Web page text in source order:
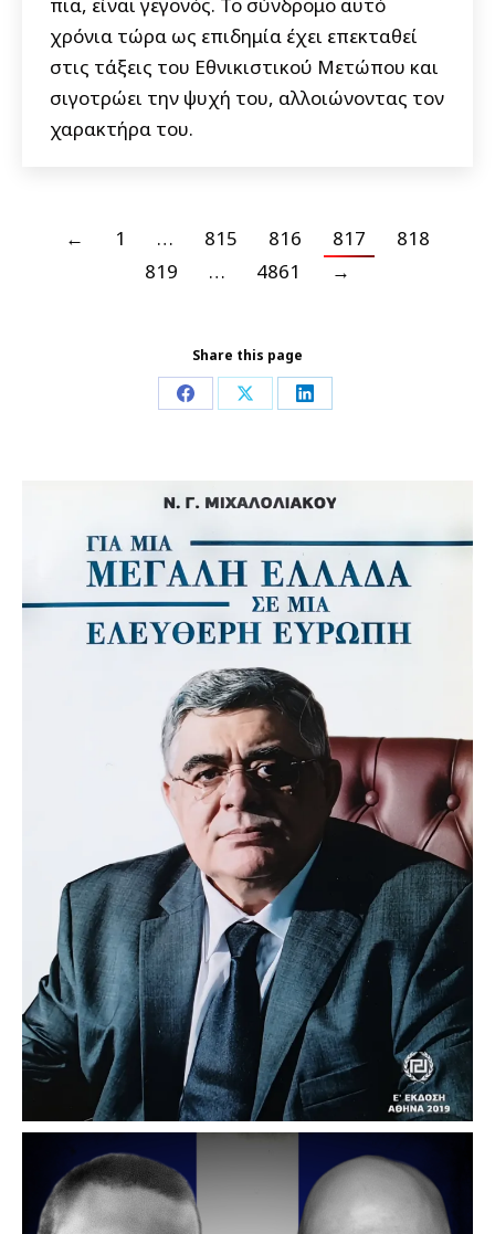
χρόνια τώρα ως επιδημία έχει επεκταθεί
στις τάξεις του Εθνικιστικού Μετώπου και
σιγοτρώει την ψυχή του, αλλοιώνοντας τον
χαρακτήρα του.
← 1 … 815 816 817
818
819
… 4861 →
Share this page
Share Share Share